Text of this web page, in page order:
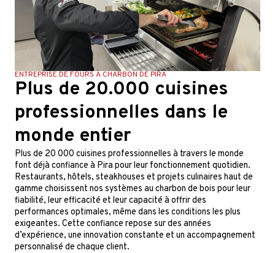
ENTREPRISE DE FOURS À CHARBON DE PIRA
Plus de 20.000 cuisines
professionnelles dans le
monde entier
Plus de 20 000 cuisines professionnelles à travers le monde
font déjà confiance à Pira pour leur fonctionnement quotidien.
Restaurants, hôtels, steakhouses et projets culinaires haut de
gamme choisissent nos systèmes au charbon de bois pour leur
fiabilité, leur efficacité et leur capacité à offrir des
performances optimales, même dans les conditions les plus
exigeantes. Cette confiance repose sur des années
d’expérience, une innovation constante et un accompagnement
personnalisé de chaque client.